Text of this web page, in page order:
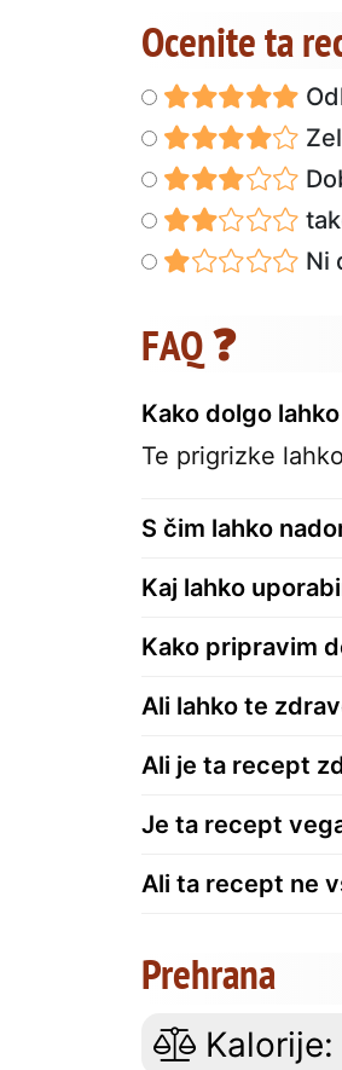
Ocenite ta
Ni
FAQ ❓
Kako dolgo
Te prigrizke
S čim lahko
Kaj lahko
Kako pripravim
Ali lahko te
Ali je ta recept
Je ta recept
Ali ta recept ne
Prehrana
Kalorije: